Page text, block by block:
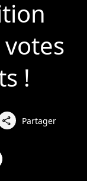
!
share Partager